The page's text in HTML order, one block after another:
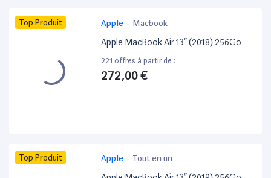
Top Produit Apple - Macbook
Apple MacBook Air 13” (2018) 256Go
221 offres à partir de :
272,00 €
Top Produit Apple - Tout en un